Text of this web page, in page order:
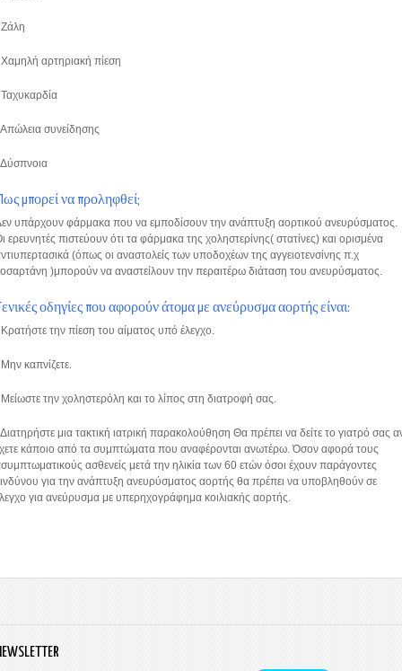
Ζάλη
Χαμηλή αρτηριακή πίεση
Ταχυκαρδία
Απώλεια συνείδησης
Δύσπνοια
Πως μπορεί να προληφθεί;
υπάρχουν φάρμακα που να εμποδίσουν την ανάπτυξη αορτικού ανευρύσματος.
ερευνητές πιστεύουν ότι τα φάρμακα της χοληστερίνης( στατίνες) και ορισμένα
(όπως οι αναστολείς των υποδοχέων της αγγειοτενσίνης π.χ
)μπορούν να αναστείλουν την περαιτέρω διάταση του ανευρύσματος.
Γενικές οδηγίες που αφορούν άτομα με ανεύρυσμα αορτής είναι:
Κρατήστε την πίεση του αίματος υπό έλεγχο.
Μην καπνίζετε.
Μείωστε την χοληστερόλη και το λίπος στη διατροφή σας.
Διατηρήστε μια τακτική ιατρική παρακολούθηση Θα πρέπει να δείτε το γιατρό σας
κάποιο από τα συμπτώματα που αναφέρονται ανωτέρω. Όσον αφορά τους
ασθενείς μετά την ηλικία των 60 ετών όσοι έχουν παράγοντες
για την ανάπτυξη ανευρύσματος αορτής θα πρέπει να υποβληθούν σε
για ανεύρυσμα με υπερηχογράφημα κοιλιακής αορτής.